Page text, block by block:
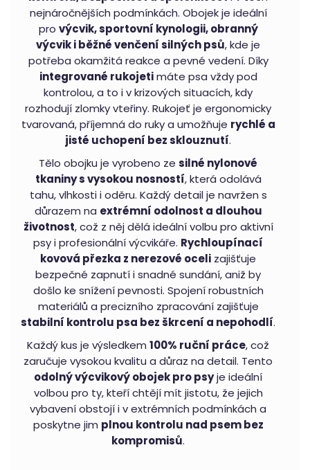
nejnáročnějších podmínkách. Obojek je ideální
pro výcvik, sportovní kynologii, obranný
výcvik i běžné venčení silných psů, kde je
potřeba okamžitá reakce a pevné vedení. Díky
integrované rukojetimáte psa vždy pod
kontrolou, a to i v krizových situacích, kdy
rozhodují zlomky vteřiny. Rukojeť je ergonomicky
tvarovaná, příjemná do ruky a umožňuje rychlé a
jisté uchopení bez sklouznutí.
Tělo obojku je vyrobeno ze silné nylonové
tkaniny s vysokou nosností, která odolává
tahu, vlhkosti i oděru. Každý detail je navržen s
důrazem na extrémní odolnost a dlouhou
životnost, což z něj dělá ideální volbu pro aktivní
psy i profesionální výcvikáře. Rychloupínací
kovová přezka z nerezové oceli zajišťuje
bezpečné zapnutí i snadné sundání, aniž by
došlo ke snížení pevnosti. Spojení robustních
materiálů a precizního zpracování zajišťuje
stabilní kontrolu psa bez škrcení a nepohodlí.
Každý kus je výsledkem 100% ruční práce, což
zaručuje vysokou kvalitu a důraz na detail. Tento
odolný výcvikový obojek pro psyje ideální
volbou pro ty, kteří chtějí mít jistotu, že jejich
vybavení obstojí i v extrémních podmínkách a
poskytne jim plnou kontrolu nad psem bez
kompromisů.